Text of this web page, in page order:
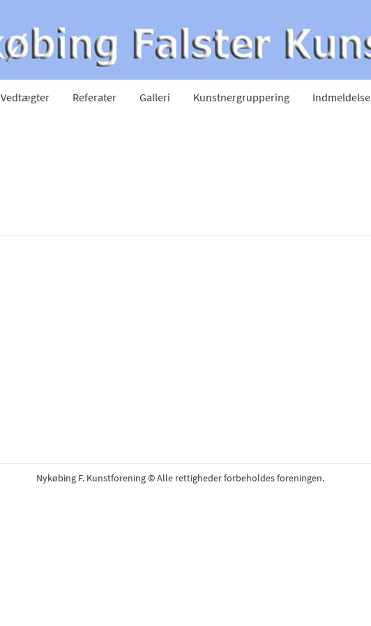
Vedtægter Referater Galleri Kunstnergruppering Indmeldelse
Nykøbing F. Kunstforening © Alle rettigheder forbeholdes foreningen.